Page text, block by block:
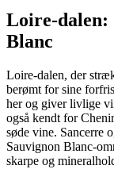
Loire-dalen:
Blanc
Loire-dalen, der
berømt for sine
her og giver livlige
også kendt for
søde vine. Sancerre
Sauvignon Blanc-
skarpe og